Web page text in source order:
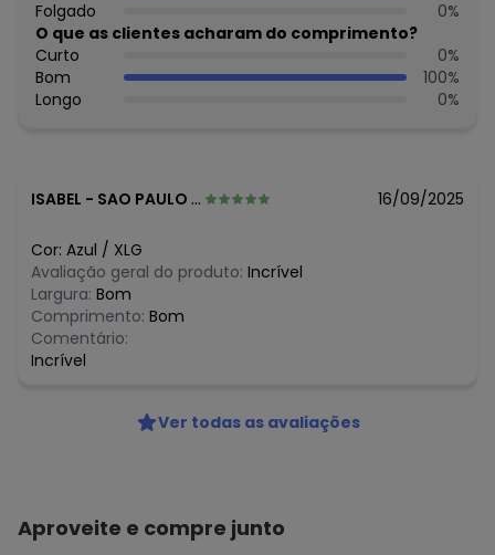
Composição: 100% algodão
Histórico de preços
O preço apresentado abaixo é o menor oferecido em
algum dia do mês, para o menor tamanho disponível.
maio/2026 R$ 62,99
março/2026
fevereiro/2026
Folgado
0%
O que as clientes acharam do comprimento?
Curto
0%
Bom
100%
Longo
0%
ISABEL - SAO PAULO - SP 16/09/2025
Cor: Azul / XLG
Avaliação geral do produto: Incrível
Largura: Bom
Comprimento: Bom
Comentário:
Incrível
Ver todas as avaliações
Aproveite e compre junto